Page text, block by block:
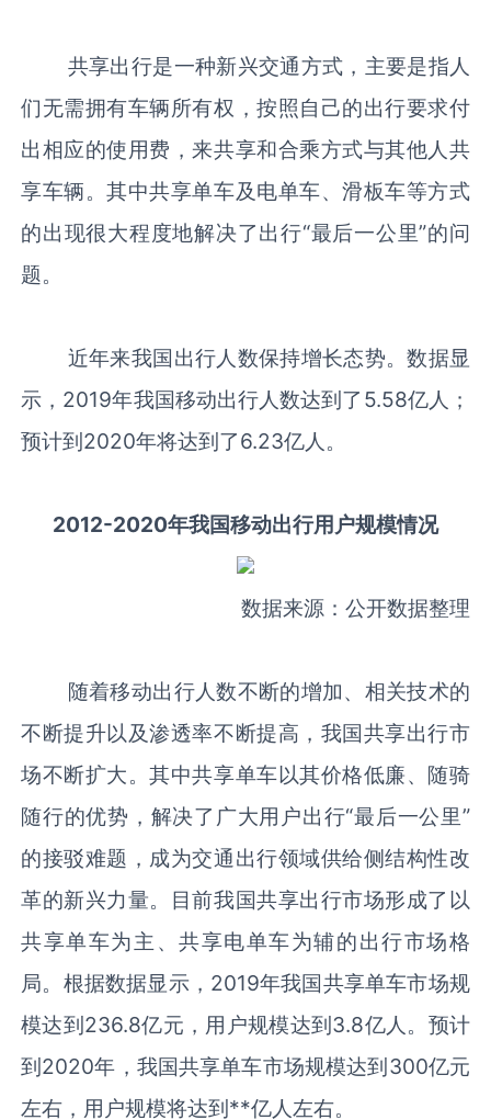
共享出行是一种新兴交通方式，主要是指人
们无需拥有车辆所有权，按照自己的出行要求付
出相应的使用费，来共享和合乘方式与其他人共
享车辆。其中共享单车及电单车、滑板车等方式
的出现很大程度地解决了出行“最后一公里”的问
题。
近年来我国出行人数保持增长态势。数据显
示，2019年我国移动出行人数达到了5.58亿人；
预计到2020年将达到了6.23亿人。
2012-2020年我国移动出行用户规模情况
数据来源：公开数据整理
随着移动出行人数不断的增加、相关技术的
不断提升以及渗透率不断提高，我国共享出行市
场不断扩大。其中共享单车以其价格低廉、随骑
随行的优势，解决了广大用户出行“最后一公里”
的接驳难题，成为交通出行领域供给侧结构性改
革的新兴力量。目前我国共享出行市场形成了以
共享单车为主、共享电单车为辅的出行市场格
局。根据数据显示，2019年我国共享单车市场规
模达到236.8亿元，用户规模达到3.8亿人。预计
到2020年，我国共享单车市场规模达到300亿元
左右，用户规模将达到**亿人左右。